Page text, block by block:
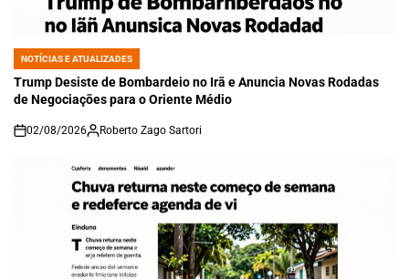
POSTED
IN
NOTÍCIAS E ATUALIZADES
Trump Desiste de Bombardeio no Irã e Anuncia Novas Rodadas
de Negociações para o Oriente Médio
on
02/08/2026 Roberto Zago Sartori